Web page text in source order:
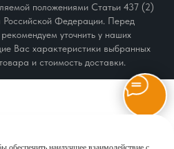
положениями Статьи 437 (2)
Российской Федерации. Перед
уточнить у наших
Вас характеристики выбранных
и стоимость доставки.